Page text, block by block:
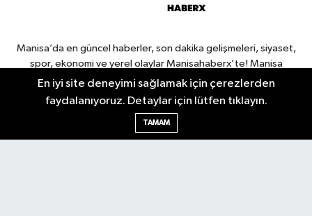
Manisa’da en güncel haberler, son dakika gelişmeleri, siyaset,
spor, ekonomi ve yerel olaylar Manisahaberx’te! Manisa
haberlerini anbean takip edin.
Manisa Nöbetçi Eczaneler
En iyi site deneyimi sağlamak için çerezlerden
faydalanıyoruz. Detaylar için lütfen tıklayın.
TAMAM